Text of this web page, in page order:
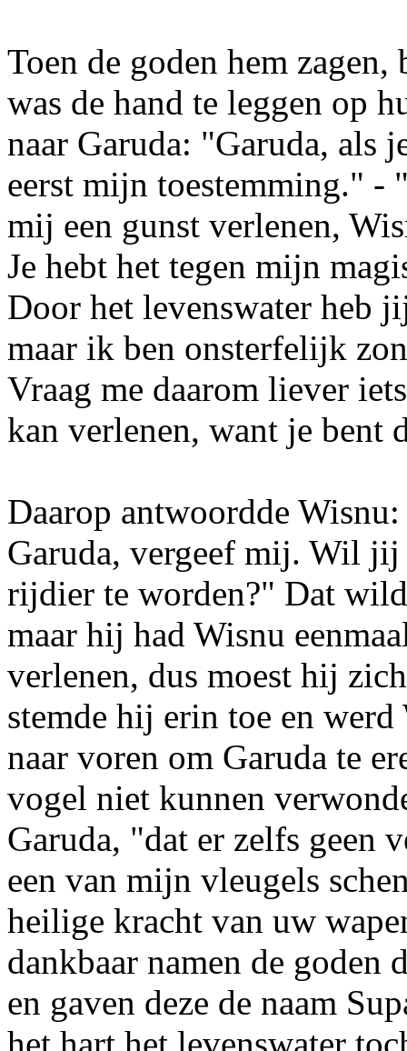
Toen de goden hem
was de hand te leggen op
naar Garuda: "Garuda, als
eerst mijn toestemming."
mij een gunst verlenen,
Je hebt het tegen mijn
Door het levenswater heb
maar ik ben onsterfelijk
Vraag me daarom liever
kan verlenen, want je bent
Daarop antwoordde
Garuda, vergeef mij. Wil
rijdier te worden?" Dat
maar hij had Wisnu
verlenen, dus moest hij
stemde hij erin toe en
naar voren om Garuda te
vogel niet kunnen
Garuda, "dat er zelfs geen
een van mijn vleugels
heilige kracht van uw
dankbaar namen de goden
en gaven deze de naam
het hart het levenswater